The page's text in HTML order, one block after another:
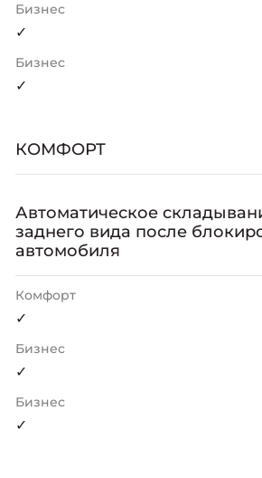
Бизнес
✓
Бизнес
✓
КОМФОРТ
Автоматическое
заднего вида после
автомобиля
Комфорт
✓
Бизнес
✓
Бизнес
✓